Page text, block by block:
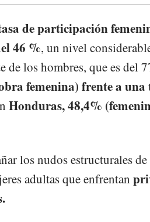
de participación
46 %, un nivel
de los hombres, que es del
femenina) frente a una
Honduras, 48,4%
los nudos estructurales
adultas que enfrentan